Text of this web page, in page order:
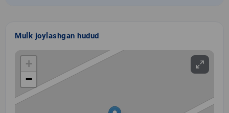
Mulk joylashgan hudud
+
−